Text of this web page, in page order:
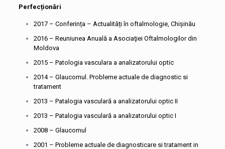
Perfecționări
2017 – Conferința – Actualități în oftalmologie, Chișinău
2016 – Reuniunea Anuală a Asociaţiei Oftalmologilor din
Moldova
2015 – Patologia vasculara a analizatorului optic
2014 – Glaucomul. Probleme actuale de diagnostic si
tratament
2013 – Patalogia vasculară a analizatorului optic II
2013 – Patalogia vasculară a analizatorului optic I
2008 – Glaucomul
2001 – Probleme actuale de diagnosticare si tratament in